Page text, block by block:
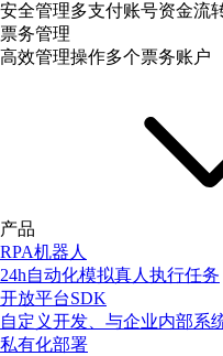
安全管理多支付账号资金流
票务管理
高效管理操作多个票务账户
产品
RPA机器人
24h自动化模拟真人执行任务
开放平台SDK
自定义开发、与企业内部系
私有化部署